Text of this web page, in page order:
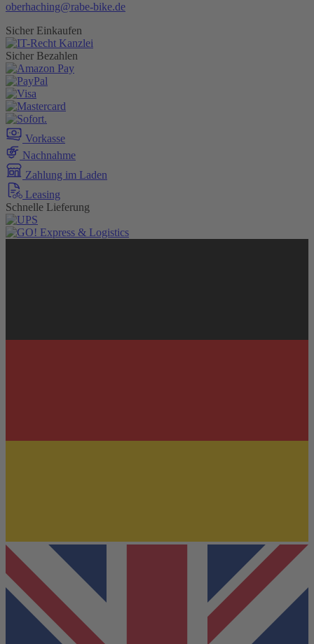
oberhaching@rabe-bike.de
Sicher Einkaufen
Sicher Bezahlen
Vorkasse
Nachnahme
Zahlung im Laden
Leasing
Schnelle Lieferung